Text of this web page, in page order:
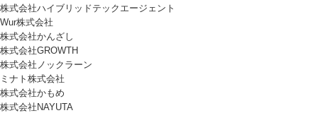
株式会社ハイブリッドテックエージェント
Wur株式会社
株式会社かんざし
株式会社GROWTH
株式会社ノックラーン
ミナト株式会社
株式会社かもめ
株式会社NAYUTA